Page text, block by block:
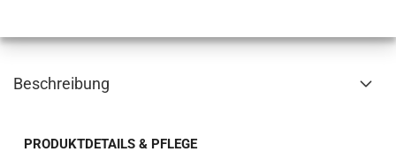
Beschreibung
PRODUKTDETAILS & PFLEGE